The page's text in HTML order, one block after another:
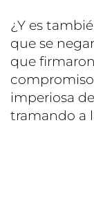
¿Y es
que se
que
imperiosa
tramando a